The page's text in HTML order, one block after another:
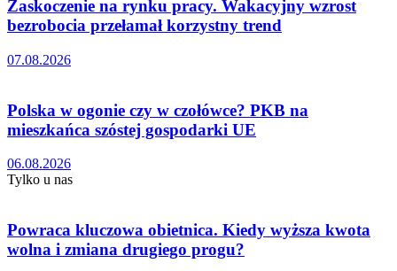
Zaskoczenie na rynku pracy. Wakacyjny wzrost
bezrobocia przełamał korzystny trend
07.08.2026
Polska w ogonie czy w czołówce? PKB na
mieszkańca szóstej gospodarki UE
06.08.2026
Tylko u nas
Powraca kluczowa obietnica. Kiedy wyższa kwota
wolna i zmiana drugiego progu?